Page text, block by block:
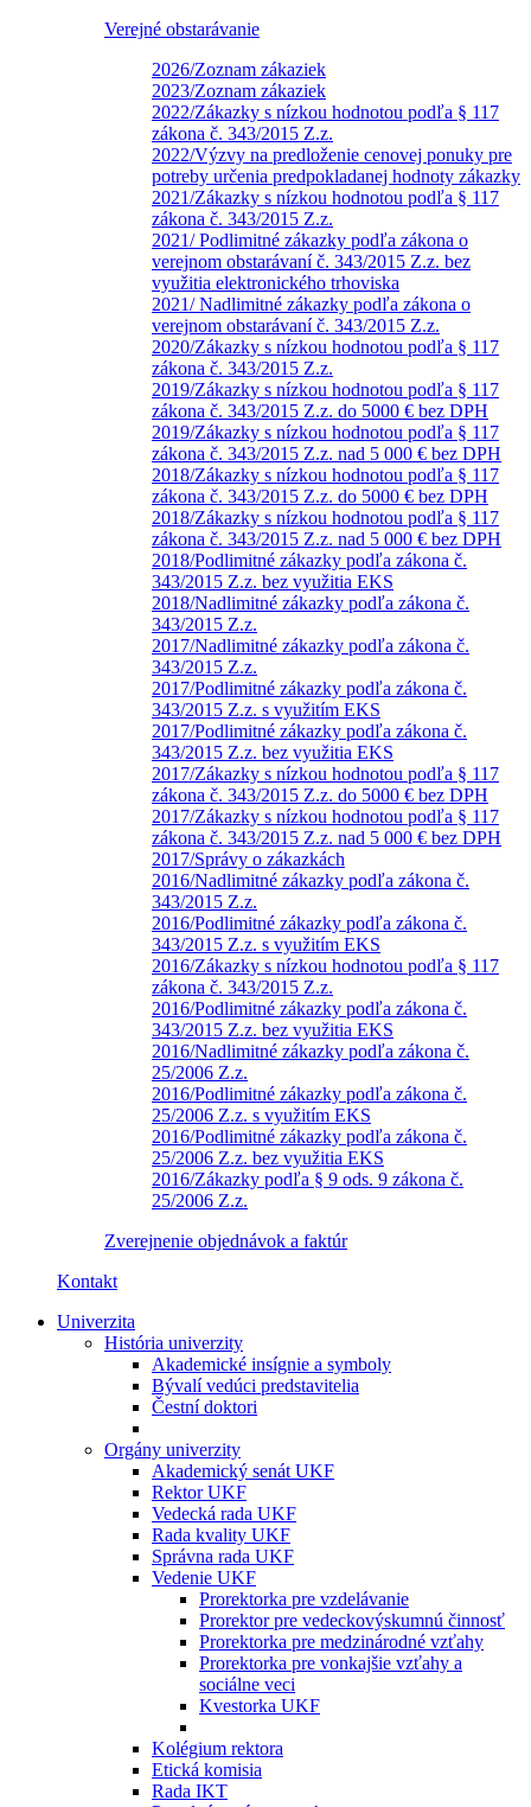
Verejné obstarávanie
2026/Zoznam zákaziek
2023/Zoznam zákaziek
2022/Zákazky s nízkou hodnotou podľa § 117
zákona č. 343/2015 Z.z.
2022/Výzvy na predloženie cenovej ponuky pre
potreby určenia predpokladanej hodnoty zákazky
2021/Zákazky s nízkou hodnotou podľa § 117
zákona č. 343/2015 Z.z.
2021/ Podlimitné zákazky podľa zákona o
verejnom obstarávaní č. 343/2015 Z.z. bez
využitia elektronického trhoviska
2021/ Nadlimitné zákazky podľa zákona o
verejnom obstarávaní č. 343/2015 Z.z.
2020/Zákazky s nízkou hodnotou podľa § 117
zákona č. 343/2015 Z.z.
2019/Zákazky s nízkou hodnotou podľa § 117
zákona č. 343/2015 Z.z. do 5000 € bez DPH
2019/Zákazky s nízkou hodnotou podľa § 117
zákona č. 343/2015 Z.z. nad 5 000 € bez DPH
2018/Zákazky s nízkou hodnotou podľa § 117
zákona č. 343/2015 Z.z. do 5000 € bez DPH
2018/Zákazky s nízkou hodnotou podľa § 117
zákona č. 343/2015 Z.z. nad 5 000 € bez DPH
2018/Podlimitné zákazky podľa zákona č.
343/2015 Z.z. bez využitia EKS
2018/Nadlimitné zákazky podľa zákona č.
343/2015 Z.z.
2017/Nadlimitné zákazky podľa zákona č.
343/2015 Z.z.
2017/Podlimitné zákazky podľa zákona č.
343/2015 Z.z. s využitím EKS
2017/Podlimitné zákazky podľa zákona č.
343/2015 Z.z. bez využitia EKS
2017/Zákazky s nízkou hodnotou podľa § 117
zákona č. 343/2015 Z.z. do 5000 € bez DPH
2017/Zákazky s nízkou hodnotou podľa § 117
zákona č. 343/2015 Z.z. nad 5 000 € bez DPH
2017/Správy o zákazkách
2016/Nadlimitné zákazky podľa zákona č.
343/2015 Z.z.
2016/Podlimitné zákazky podľa zákona č.
343/2015 Z.z. s využitím EKS
2016/Zákazky s nízkou hodnotou podľa § 117
zákona č. 343/2015 Z.z.
2016/Podlimitné zákazky podľa zákona č.
343/2015 Z.z. bez využitia EKS
2016/Nadlimitné zákazky podľa zákona č.
25/2006 Z.z.
2016/Podlimitné zákazky podľa zákona č.
25/2006 Z.z. s využitím EKS
2016/Podlimitné zákazky podľa zákona č.
25/2006 Z.z. bez využitia EKS
2016/Zákazky podľa § 9 ods. 9 zákona č.
25/2006 Z.z.
Zverejnenie objednávok a faktúr
Kontakt
Univerzita
História univerzity
Akademické insígnie a symboly
Bývalí vedúci predstavitelia
Čestní doktori
Orgány univerzity
Akademický senát UKF
Rektor UKF
Vedecká rada UKF
Rada kvality UKF
Správna rada UKF
Vedenie UKF
Prorektorka pre vzdelávanie
Prorektor pre vedeckovýskumnú činnosť
Prorektorka pre medzinárodné vzťahy
Prorektorka pre vonkajšie vzťahy a
sociálne veci
Kvestorka UKF
Kolégium rektora
Etická komisia
Rada IKT